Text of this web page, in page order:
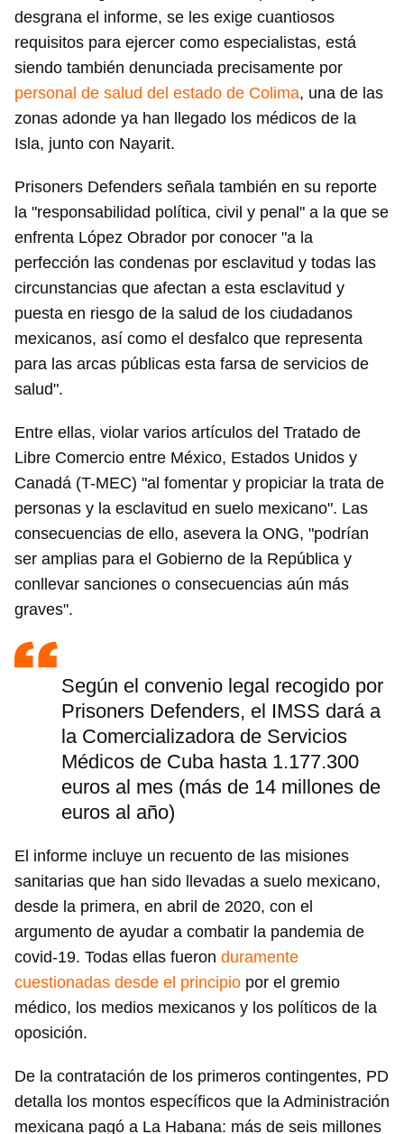
desgrana el informe, se les exige cuantiosos
requisitos para ejercer como especialistas, está
siendo también denunciada precisamente por
personal de salud del estado de Colima, una de las
zonas adonde ya han llegado los médicos de la
Isla, junto con Nayarit.
Prisoners Defenders señala también en su reporte
la "responsabilidad política, civil y penal" a la que se
enfrenta López Obrador por conocer "a la
perfección las condenas por esclavitud y todas las
circunstancias que afectan a esta esclavitud y
puesta en riesgo de la salud de los ciudadanos
mexicanos, así como el desfalco que representa
para las arcas públicas esta farsa de servicios de
salud".
Entre ellas, violar varios artículos del Tratado de
Libre Comercio entre México, Estados Unidos y
Canadá (T-MEC) "al fomentar y propiciar la trata de
personas y la esclavitud en suelo mexicano". Las
consecuencias de ello, asevera la ONG, "podrían
ser amplias para el Gobierno de la República y
conllevar sanciones o consecuencias aún más
graves".
Según el convenio legal recogido por
Prisoners Defenders, el IMSS dará a
la Comercializadora de Servicios
Médicos de Cuba hasta 1.177.300
euros al mes (más de 14 millones de
euros al año)
El informe incluye un recuento de las misiones
sanitarias que han sido llevadas a suelo mexicano,
desde la primera, en abril de 2020, con el
argumento de ayudar a combatir la pandemia de
covid-19. Todas ellas fueron duramente
cuestionadas desde el principio por el gremio
médico, los medios mexicanos y los políticos de la
oposición.
De la contratación de los primeros contingentes, PD
detalla los montos específicos que la Administración
mexicana pagó a La Habana: más de seis millones